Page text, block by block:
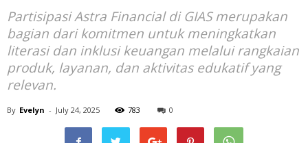
Partisipasi Astra Financial di GIAS merupakan
bagian dari komitmen untuk meningkatkan
literasi dan inklusi keuangan melalui rangkaian
produk, layanan, dan aktivitas edukatif yang
relevan.
By Evelyn - July 24, 2025 783 0